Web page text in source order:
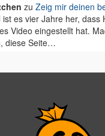
zu Zeig mir deinen
ist es vier Jahre her, dass
Video eingestellt hat.
diese Seite…